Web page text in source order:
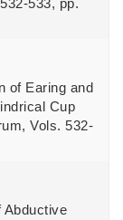
533, pp.
of Earing and
Cup
Vols. 532-
Abductive